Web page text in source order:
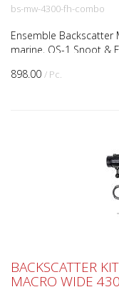
898.00 / Pc.
bs-mw-4300-fh-combo
Ensemble Backscatter
marine, OS-1 Snoot &
Lampe vidéo
op...
BACKSCATTER
MACRO WIDE